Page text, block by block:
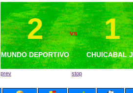
2
MUNDO DEPORTIVO
vs 1
CHUICABAL
0
MAR VISTA FC
vs 1
MUNDO
prev stop